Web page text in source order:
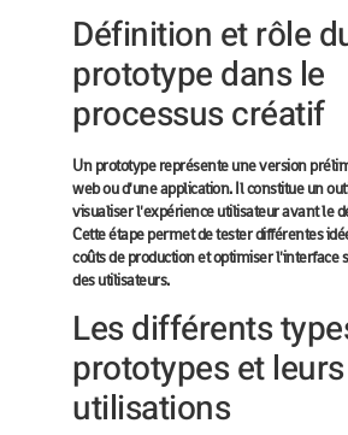
Définition et rôle
prototype dans le
processus créatif
Un prototype représente une version
web ou d'une application. Il constitue un
visualiser l'expérience utilisateur avant le
Cette étape permet de tester différentes
coûts de production et optimiser l'interface
des utilisateurs.
Les différents
prototypes et leurs
utilisations